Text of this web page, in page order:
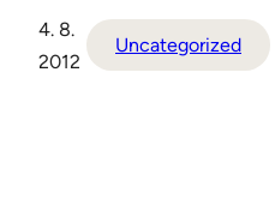
4. 8.
2012
Uncategorized